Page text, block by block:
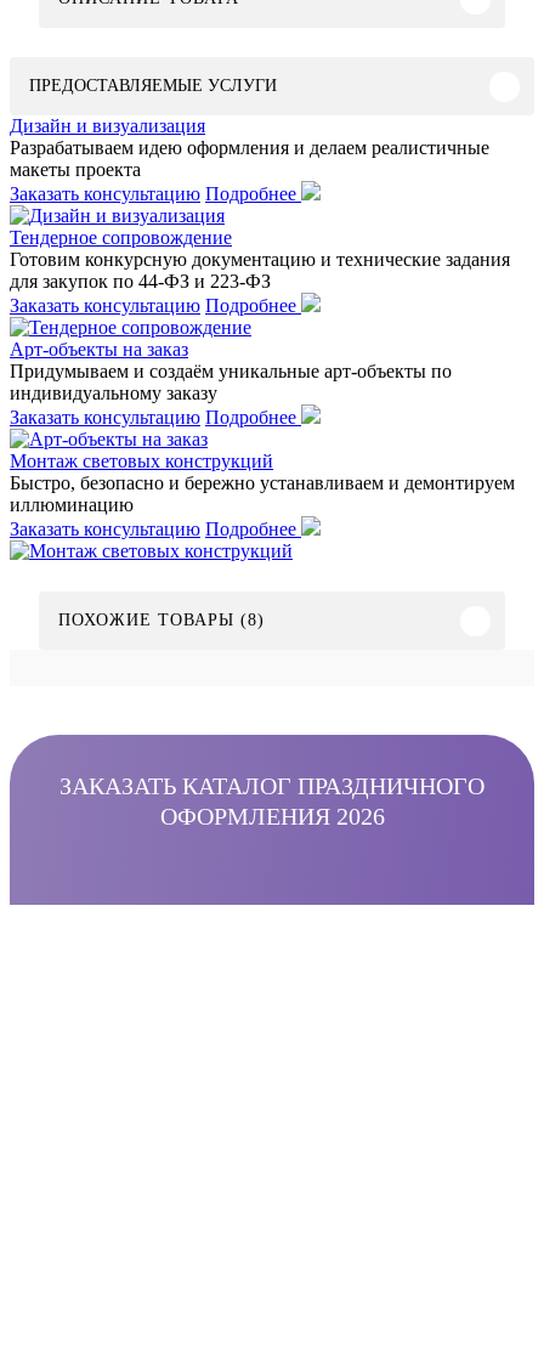
ПРЕДОСТАВЛЯЕМЫЕ УСЛУГИ
Дизайн и визуализация
Разрабатываем идею оформления и делаем реалистичные
макеты проекта
Заказать консультацию Подробнее
Тендерное сопровождение
Готовим конкурсную документацию и технические задания
для закупок по 44-ФЗ и 223-ФЗ
Заказать консультацию Подробнее
Арт-объекты на заказ
Придумываем и создаём уникальные арт-объекты по
индивидуальному заказу
Заказать консультацию Подробнее
Монтаж световых конструкций
Быстро, безопасно и бережно устанавливаем и демонтируем
иллюминацию
Заказать консультацию Подробнее
ПОХОЖИЕ ТОВАРЫ (8)
ЗАКАЗАТЬ КАТАЛОГ ПРАЗДНИЧНОГО
ОФОРМЛЕНИЯ 2026